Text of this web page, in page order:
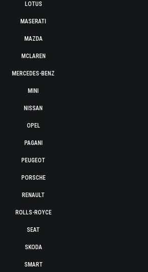
LOTUS
MASERATI
MAZDA
MCLAREN
MERCEDES-BENZ
MINI
NISSAN
OPEL
PAGANI
PEUGEOT
PORSCHE
RENAULT
ROLLS-ROYCE
SEAT
SKODA
SMART